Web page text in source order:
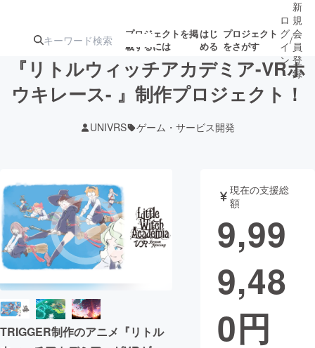
プロジェクトを掲
載するには
はじ
める
プロジェクト
をさがす
ターン
ジェクト
ロジェクト
アート・写真 音楽
テクノロジー・ガジェット ゲーム・サ
映像・映画
ビジネス・起業
まちづくり・地域活性化
ロ
グ
イ
ン
/
新
規
会
員
登
録
『リトルウィッチアカデミア-VRホ
ウキレース- 』制作プロジェクト！
UNIVRS ゲーム・サービス開発
TRIGGER制作のアニメ『リトル
現在の支援総
額
9,99
9,48
0円